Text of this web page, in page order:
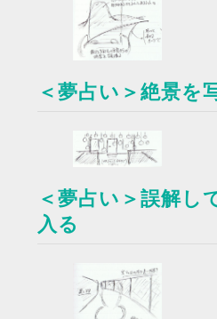
＜夢占い＞絶景を
＜夢占い＞誤解し
入る